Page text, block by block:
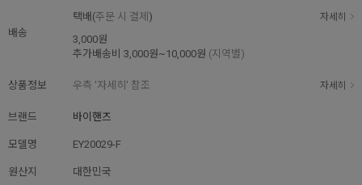
배송
택배(주문 시 결제 ) 자세히
3,000원
추가배송비 3,000원~10,000원 (지역별)
상품정보 우측 '자세히' 참조 자세히
브랜드 바이핸즈
모델명 EY20029-F
원산지 대한민국